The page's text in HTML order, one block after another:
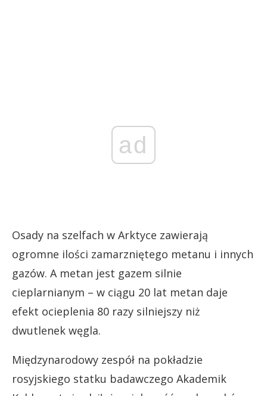
ad
Osady na szelfach w Arktyce zawierają
ogromne ilości zamarzniętego metanu i innych
gazów. A metan jest gazem silnie
cieplarnianym – w ciągu 20 lat metan daje
efekt ocieplenia 80 razy silniejszy niż
dwutlenek węgla.
Międzynarodowy zespół na pokładzie
rosyjskiego statku badawczego Akademik